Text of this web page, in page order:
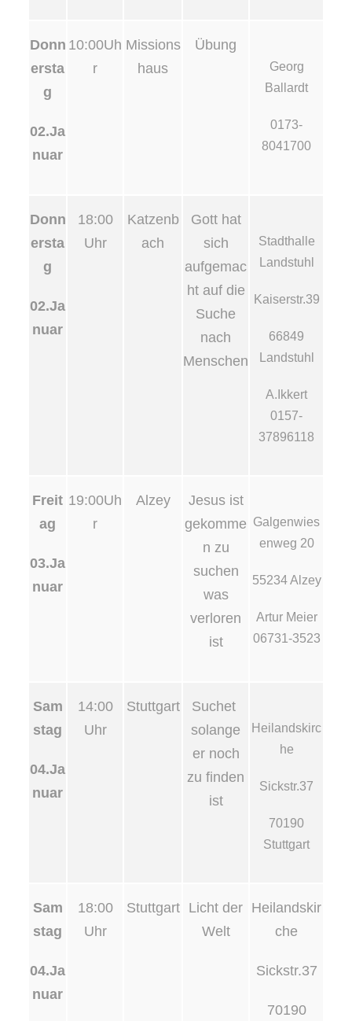
Donn
ersta
g
02.Ja
nuar
10:00Uh
r
Missions
haus
Übung
Georg
Ballardt
0173-
8041700
Donn
ersta
g
02.Ja
nuar
18:00
Uhr
Katzenb
ach
Gott hat
sich
aufgemac
ht auf die
Suche
nach
Menschen
Stadthalle
Landstuhl
Kaiserstr.39
66849
Landstuhl
A.Ikkert
0157-
37896118
Freit
ag
03.Ja
nuar
19:00Uh
r
Alzey
Jesus ist
gekomme
n zu
suchen
was
verloren
ist
Galgenwies
enweg 20
55234 Alzey
Artur Meier
06731-3523
Sam
stag
04.Ja
nuar
14:00
Uhr
Stuttgart
Suchet
solange
er noch
zu finden
ist
Heilandskirc
he
Sickstr.37
70190
Stuttgart
Sam
stag
04.Ja
nuar
18:00
Uhr
Stuttgart
Licht der
Welt
Heilandskir
che
Sickstr.37
70190